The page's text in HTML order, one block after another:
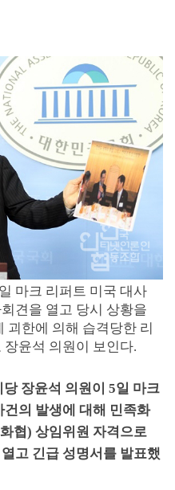
마크 리퍼트 미국 대사
견을 열고 당시 상황을
괴한에 의해 습격당한 리
윤석 의원이 보인다.
장윤석 의원이 5일 마크
의 발생에 대해 민족화
협 ) 상임위원 자격으로
고 긴급 성명서를 발표했